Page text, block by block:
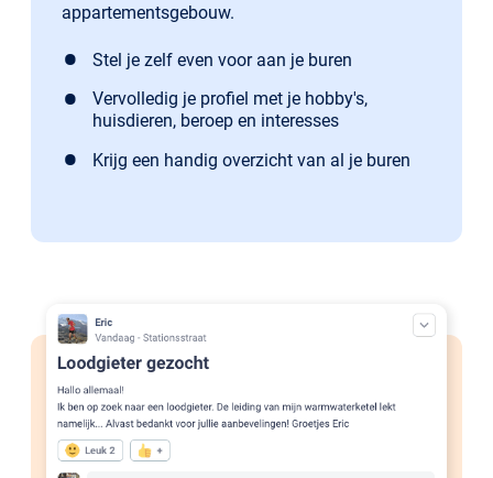
appartementsgebouw.
Stel je zelf even voor aan je buren
Vervolledig je profiel met je hobby's,
huisdieren, beroep en interesses
Krijg een handig overzicht van al je buren